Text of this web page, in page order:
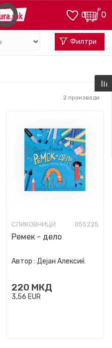
0
0
Филтри
2 производи
СЛИКОВНИЦИ 055225
Ремек - дело
Автор : Дејан Алексиќ
220 МКД
3,56 EUR